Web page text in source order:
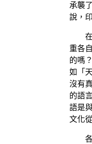
承襲
說，
重各
的嗎
如「
沒有
的語
語是
文化